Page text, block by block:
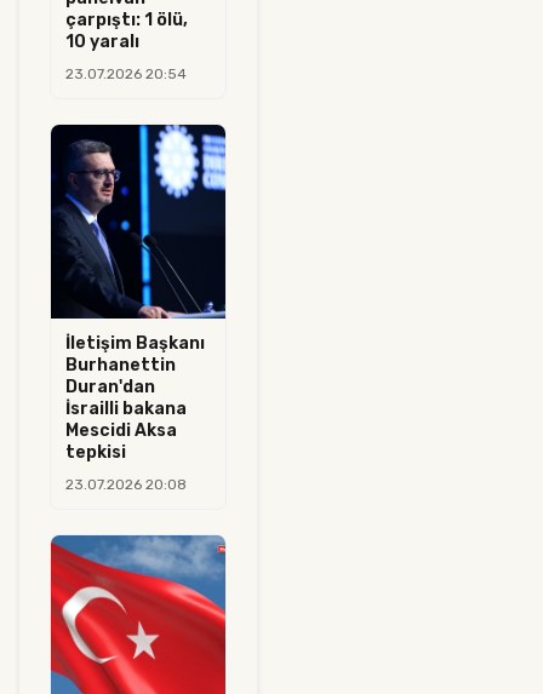
çarpıştı: 1 ölü,
10 yaralı
23.07.2026 20:54
İletişim Başkanı
Burhanettin
Duran'dan
İsrailli bakana
Mescidi Aksa
tepkisi
23.07.2026 20:08